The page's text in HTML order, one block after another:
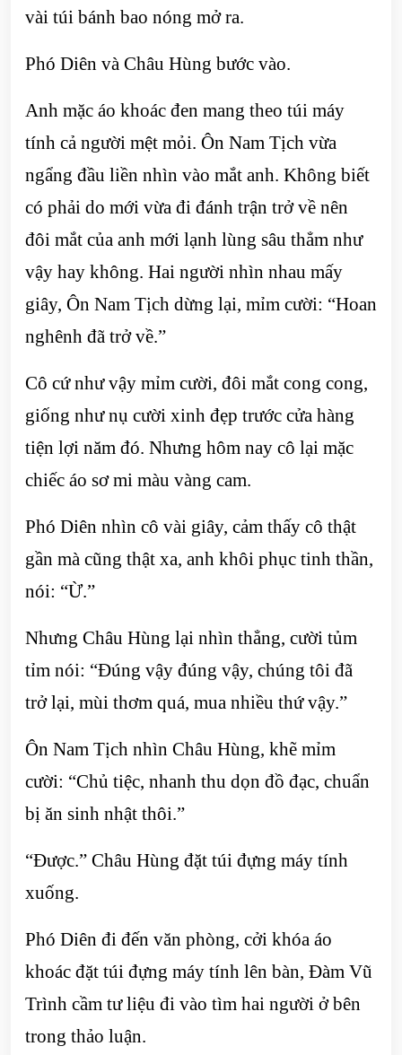
vài túi bánh bao nóng mở ra.
Phó Diên và Châu Hùng bước vào.
Anh mặc áo khoác đen mang theo túi máy
tính cả người mệt mỏi. Ôn Nam Tịch vừa
ngẩng đầu liền nhìn vào mắt anh. Không biết
có phải do mới vừa đi đánh trận trở về nên
đôi mắt của anh mới lạnh lùng sâu thẳm như
vậy hay không. Hai người nhìn nhau mấy
giây, Ôn Nam Tịch dừng lại, mỉm cười: “Hoan
nghênh đã trở về.”
Cô cứ như vậy mỉm cười, đôi mắt cong cong,
giống như nụ cười xinh đẹp trước cửa hàng
tiện lợi năm đó. Nhưng hôm nay cô lại mặc
chiếc áo sơ mi màu vàng cam.
Phó Diên nhìn cô vài giây, cảm thấy cô thật
gần mà cũng thật xa, anh khôi phục tinh thần,
nói: “Ừ.”
Nhưng Châu Hùng lại nhìn thẳng, cười tủm
tỉm nói: “Đúng vậy đúng vậy, chúng tôi đã
trở lại, mùi thơm quá, mua nhiều thứ vậy.”
Ôn Nam Tịch nhìn Châu Hùng, khẽ mỉm
cười: “Chủ tiệc, nhanh thu dọn đồ đạc, chuẩn
bị ăn sinh nhật thôi.”
“Được.” Châu Hùng đặt túi đựng máy tính
xuống.
Phó Diên đi đến văn phòng, cởi khóa áo
khoác đặt túi đựng máy tính lên bàn, Đàm Vũ
Trình cầm tư liệu đi vào tìm hai người ở bên
trong thảo luận.